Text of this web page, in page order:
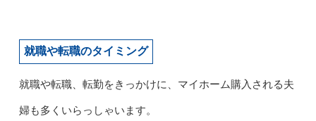
就職や転職のタイミング
就職や転職、転勤をきっかけに、マイホーム購入される夫
婦も多くいらっしゃいます。